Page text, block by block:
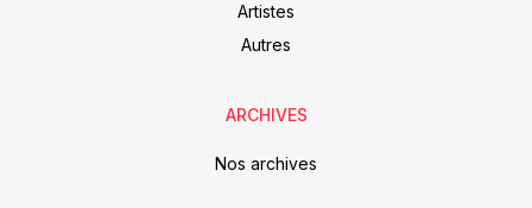
Artistes
Autres
ARCHIVES
Nos archives